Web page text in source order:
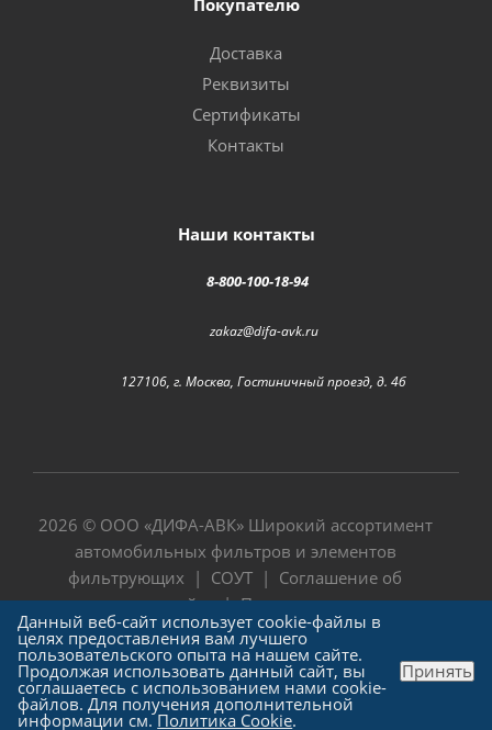
Покупателю
Доставка
Реквизиты
Сертификаты
Контакты
Наши контакты
8-800-100-18-94
zakaz@difa-avk.ru
127106, г. Москва, Гостиничный проезд, д. 4б
2026 © ООО «ДИФА-АВК» Широкий ассортимент
автомобильных фильтров и элементов
фильтрующих | СОУТ | Соглашение об
использовании сайта|Политика в отношении
обработки персональных данных
Данный веб-сайт использует cookie-файлы в
целях предоставления вам лучшего
пользовательского опыта на нашем сайте.
Продолжая использовать данный сайт, вы
соглашаетесь с использованием нами cookie-
файлов. Для получения дополнительной
информации см.Политика Cookie.
Принять